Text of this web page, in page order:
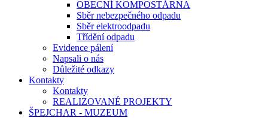
OBECNÍ KOMPOSTÁRNA
Sběr nebezpečného odpadu
Sběr elektroodpadu
Třídění odpadu
Evidence pálení
Napsali o nás
Důležité odkazy
Kontakty
Kontakty
REALIZOVANÉ PROJEKTY
ŠPEJCHAR - MUZEUM